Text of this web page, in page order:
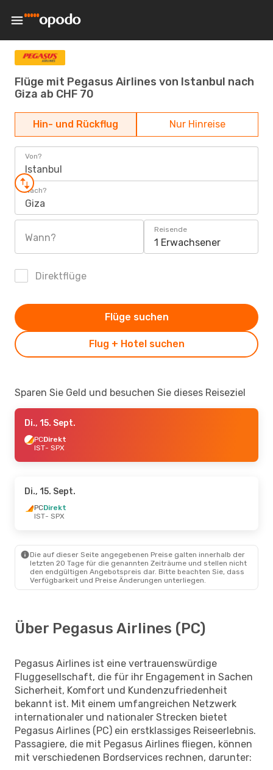
Flüge mit Pegasus Airlines von Istanbul nach
Giza ab CHF 70
Hin- und Rückflug Nur Hinreise
Von?
Istanbul
Nach?
Giza
Wann?
Reisende
1 Erwachsener
Direktflüge
Flug + Hotel suchen
Flüge suchen
Sparen Sie Geld und besuchen Sie dieses Reiseziel
Di., 15. Sept.
PCDirekt
IST- SPX
Di., 15. Sept.
PCDirekt
IST- SPX
Die auf dieser Seite angegebenen Preise galten innerhalb der
letzten 20 Tage für die genannten Zeiträume und stellen nicht
den endgültigen Angebotspreis dar. Bitte beachten Sie, dass
Verfügbarkeit und Preise Änderungen unterliegen.
Über Pegasus Airlines (PC)
Pegasus Airlines ist eine vertrauenswürdige
Fluggesellschaft, die für ihr Engagement in Sachen
Sicherheit, Komfort und Kundenzufriedenheit
bekannt ist. Mit einem umfangreichen Netzwerk
internationaler und nationaler Strecken bietet
Pegasus Airlines (PC) ein erstklassiges Reiseerlebnis.
Passagiere, die mit Pegasus Airlines fliegen, können
mit verschiedenen Bordservices rechnen, darunter: